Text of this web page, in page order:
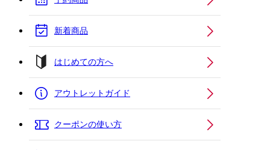
新着商品
はじめての方へ
アウトレットガイド
クーポンの使い方